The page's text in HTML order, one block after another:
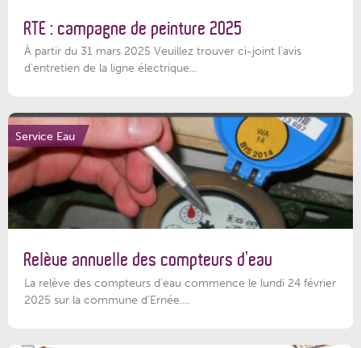
RTE : campagne de peinture 2025
À partir du 31 mars 2025 Veuillez trouver ci-joint l'avis
d'entretien de la ligne électrique...
Service Eau
Relève annuelle des compteurs d’eau
La relève des compteurs d'eau commence le lundi 24 février
2025 sur la commune d’Ernée....